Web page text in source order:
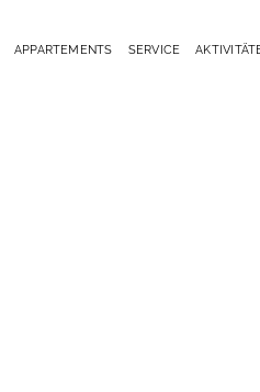
APPARTEMENTS SERVICE